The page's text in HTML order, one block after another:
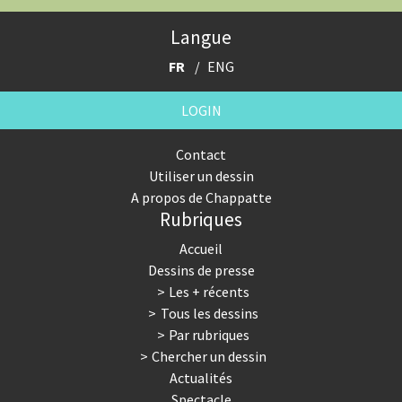
Cybermonde Du printemps arabe à l'hiver
Hopp Deutschland Israël - Palestine
La Corée du Nord: guerre ou
paix?
La France en marche
La Suisse UDC
Les années Bush
Langue
FR ENG
LOGIN
Contact
Utiliser un dessin
A propos de Chappatte
Rubriques
Accueil
Dessins de presse
Les + récents
Tous les dessins
Par rubriques
Chercher un dessin
Actualités